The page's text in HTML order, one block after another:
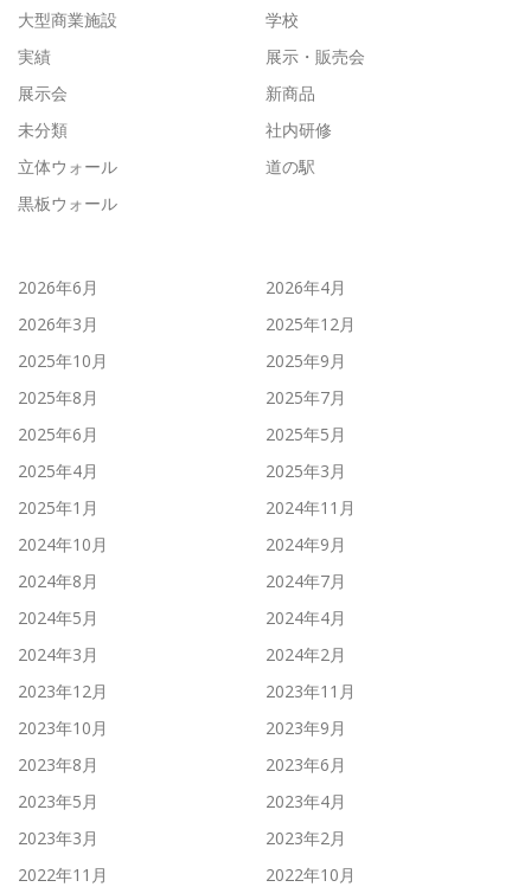
大型商業施設
学校
実績
展示・販売会
展示会
新商品
未分類
社内研修
立体ウォール
道の駅
黒板ウォール
2026年6月
2026年4月
2026年3月
2025年12月
2025年10月
2025年9月
2025年8月
2025年7月
2025年6月
2025年5月
2025年4月
2025年3月
2025年1月
2024年11月
2024年10月
2024年9月
2024年8月
2024年7月
2024年5月
2024年4月
2024年3月
2024年2月
2023年12月
2023年11月
2023年10月
2023年9月
2023年8月
2023年6月
2023年5月
2023年4月
2023年3月
2023年2月
2022年11月
2022年10月